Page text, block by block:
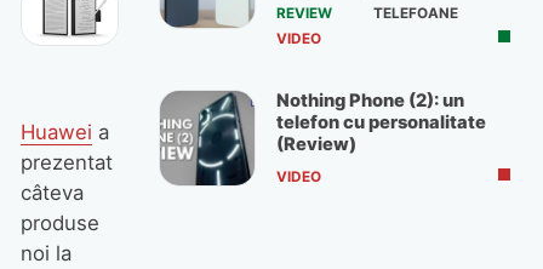
Huawei a
prezentat
câteva
produse
noi la
REVIEW
TELEFOANE
VIDEO
Nothing Phone (2): un
telefon cu personalitate
(Review)
VIDEO